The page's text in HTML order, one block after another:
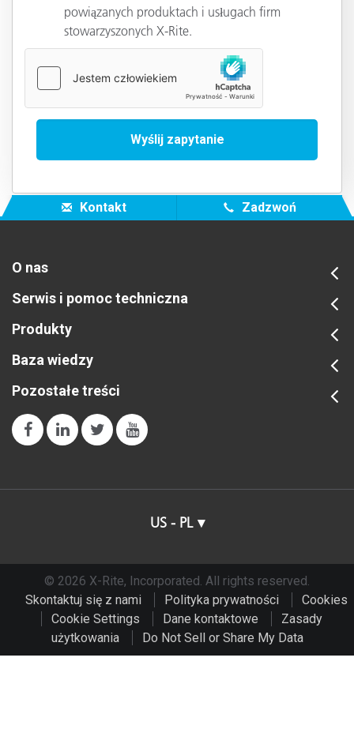
powiązanych produktach i usługach firm
stowarzyszonych X-Rite.
Kontakt Zadzwoń
O nas
Serwis i pomoc techniczna
Produkty
Baza wiedzy
Pozostałe treści
US - PL
© 2026 X-Rite, Incorporated. All rights reserved.
Skontaktuj się z nami
Polityka prywatności
Cookies
Cookie Settings
Dane kontaktowe
Zasady
użytkowania
Do Not Sell or Share My Data